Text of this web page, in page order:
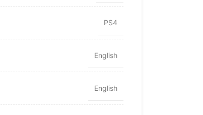
PS4
English
English